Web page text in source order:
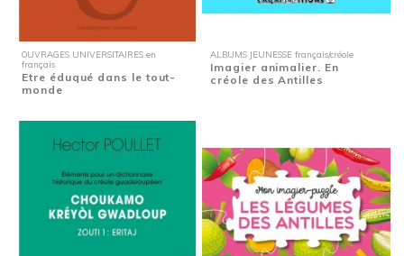
OUVRAGES UNIVERSITAIRES en
français
Etre éduqué dans le tout-
monde
ALBUMS JEUNESSE français/créole
Imagier animalier. En
créole des Antilles